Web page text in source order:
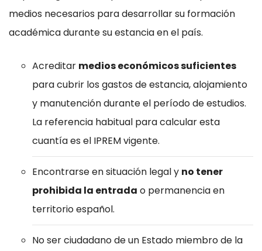
medios necesarios para desarrollar su formación
académica durante su estancia en el país.
Acreditar medios económicos suficientes
para cubrir los gastos de estancia, alojamiento
y manutención durante el período de estudios.
La referencia habitual para calcular esta
cuantía es el IPREM vigente.
Encontrarse en situación legal y no tener
prohibida la entrada o permanencia en
territorio español.
No ser ciudadano de un Estado miembro de la